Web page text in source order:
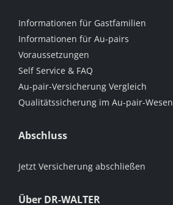
Informationen für Gastfamilien
Informationen für Au-pairs
Voraussetzungen
Self Service & FAQ
Au-pair-Versicherung Vergleich
Qualitätssicherung im Au-pair-Wesen
Abschluss
Jetzt Versicherung abschließen
Über DR-WALTER